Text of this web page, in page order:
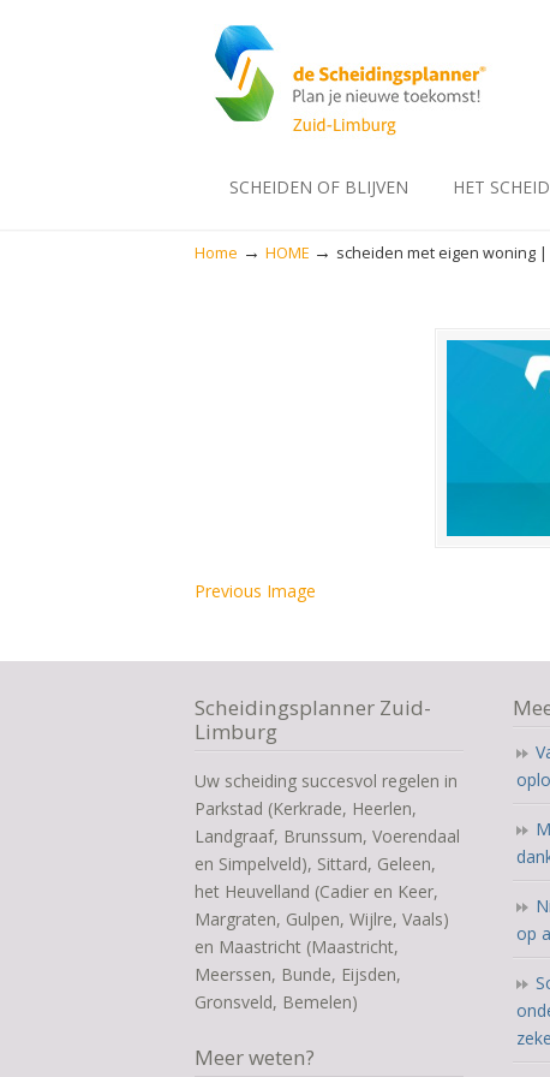
SCHEIDEN OF BLIJVEN HET
Home → HOME → scheiden met eigen woning
Previous Image
Scheidingsplanner Zuid-
Limburg
Uw scheiding succesvol regelen in
Parkstad (Kerkrade, Heerlen,
Landgraaf, Brunssum, Voerendaal
en Simpelveld), Sittard, Geleen,
het Heuvelland (Cadier en Keer,
Margraten, Gulpen, Wijlre, Vaals)
en Maastricht (Maastricht,
Meerssen, Bunde, Eijsden,
Gronsveld, Bemelen)
Meer weten?
op